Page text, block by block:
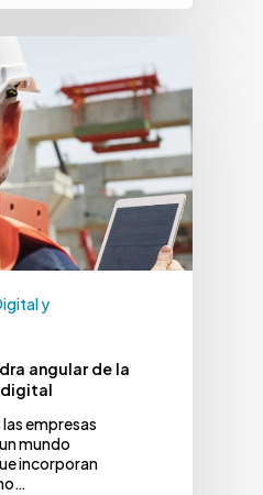
y
angular de la
empresas
mundo
incorporan